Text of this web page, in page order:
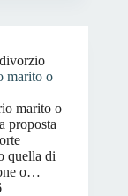
marito o
marito o
proposta
quella di
o…